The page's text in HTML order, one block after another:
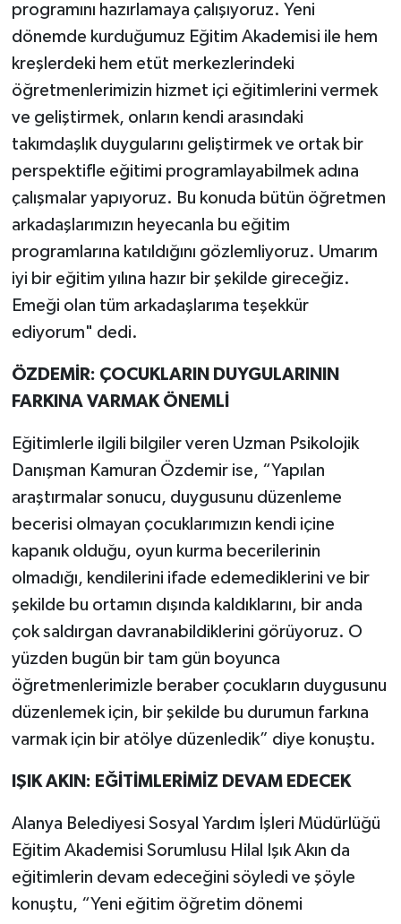
programını hazırlamaya çalışıyoruz. Yeni
dönemde kurduğumuz Eğitim Akademisi ile hem
kreşlerdeki hem etüt merkezlerindeki
öğretmenlerimizin hizmet içi eğitimlerini vermek
ve geliştirmek, onların kendi arasındaki
takımdaşlık duygularını geliştirmek ve ortak bir
perspektifle eğitimi programlayabilmek adına
çalışmalar yapıyoruz. Bu konuda bütün öğretmen
arkadaşlarımızın heyecanla bu eğitim
programlarına katıldığını gözlemliyoruz. Umarım
iyi bir eğitim yılına hazır bir şekilde gireceğiz.
Emeği olan tüm arkadaşlarıma teşekkür
ediyorum" dedi.
ÖZDEMİR: ÇOCUKLARIN DUYGULARININ
FARKINA VARMAK ÖNEMLİ
Eğitimlerle ilgili bilgiler veren Uzman Psikolojik
Danışman Kamuran Özdemir ise, “Yapılan
araştırmalar sonucu, duygusunu düzenleme
becerisi olmayan çocuklarımızın kendi içine
kapanık olduğu, oyun kurma becerilerinin
olmadığı, kendilerini ifade edemediklerini ve bir
şekilde bu ortamın dışında kaldıklarını, bir anda
çok saldırgan davranabildiklerini görüyoruz. O
yüzden bugün bir tam gün boyunca
öğretmenlerimizle beraber çocukların duygusunu
düzenlemek için, bir şekilde bu durumun farkına
varmak için bir atölye düzenledik” diye konuştu.
IŞIK AKIN: EĞİTİMLERİMİZ DEVAM EDECEK
Alanya Belediyesi Sosyal Yardım İşleri Müdürlüğü
Eğitim Akademisi Sorumlusu Hilal Işık Akın da
eğitimlerin devam edeceğini söyledi ve şöyle
konuştu, “Yeni eğitim öğretim dönemi